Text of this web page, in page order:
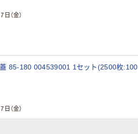
日（金）
85-180 004539001 1セット(2500枚:100
日（金）